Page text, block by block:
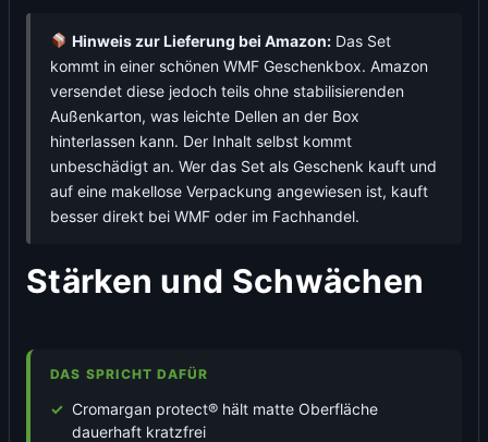
Hinweis zur Lieferung bei Amazon: Das Set
kommt in einer schönen WMF Geschenkbox. Amazon
versendet diese jedoch teils ohne stabilisierenden
Außenkarton, was leichte Dellen an der Box
hinterlassen kann. Der Inhalt selbst kommt
unbeschädigt an. Wer das Set als Geschenk kauft und
auf eine makellose Verpackung angewiesen ist, kauft
besser direkt bei WMF oder im Fachhandel.
Stärken und Schwächen
DAS SPRICHT DAFÜR
Cromargan protect® hält matte Oberfläche
dauerhaft kratzfrei